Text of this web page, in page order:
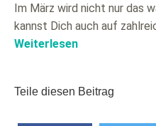
Im März wird nicht nur das
kannst Dich auch auf
Weiterlesen
Teile diesen Beitrag